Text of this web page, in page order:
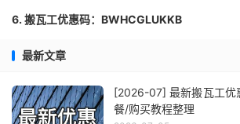
6. 搬瓦工优惠码：BWHCGLUKKB
最新文章
[2026-07] 最新搬瓦工优
餐/购买教程整理